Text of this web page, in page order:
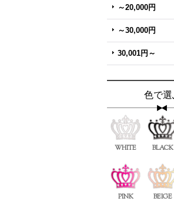
～20,000円
～30,000円
30,001円～
色で選
WHITE BLACK
PINK BEIGE